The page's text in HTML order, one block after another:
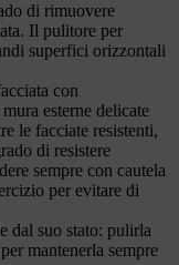
di rimuovere
Il pulitore per
superfici orizzontali
con
esterne delicate
le facciate resistenti,
di resistere
sempre con cautela
per evitare di
dal suo stato: pulirla
mantenerla sempre